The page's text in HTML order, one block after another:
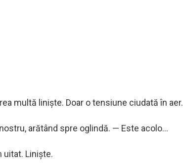
multă liniște. Doar o tensiune ciudată în aer.
arătând spre oglindă. — Este acolo…
uitat. Liniște.